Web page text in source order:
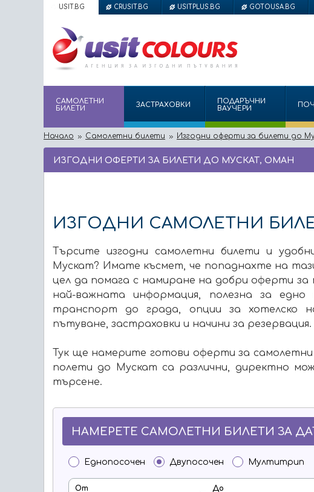
USIT.BG CRUSIT.BG USITPLUS.BG GOTOUSA.BG
САМОЛЕТНИ
БИЛЕТИ
ЗАСТРАХОВКИ
ПОДАРЪЧНИ
ВАУЧЕРИ
Начало Самолетни билети Изгодни оферти за билети до
ИЗГОДНИ ОФЕРТИ ЗА БИЛЕТИ ДО МУСКАТ, ОМАН
ИЗГОДНИ САМОЛЕТНИ
Търсите изгодни самолетни билети и
Мускат? Имате късмет, че попаднахте на
цел да помага с намиране на добри оферти
най-важната информация, полезна за
транспорт до града, опции за хотелско
пътуване, застраховки и начини за резервация.
Тук ще намерите готови оферти за
полети до Мускат са различни, директно
търсене.
НАМЕРЕТЕ САМОЛЕТНИ БИЛЕТИ ЗА
Еднопосочен Двупосочен Мултитрип
От До